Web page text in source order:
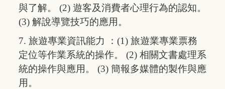
與了解。 (2) 遊客及消費者心理行為的認知。
(3) 解說導覽技巧的應用。
7. 旅遊專業資訊能力 ：(1) 旅遊業專業票務
定位等作業系統的操作。 (2) 相關文書處理系
統的操作與應用。 (3) 簡報多媒體的製作與應
用。